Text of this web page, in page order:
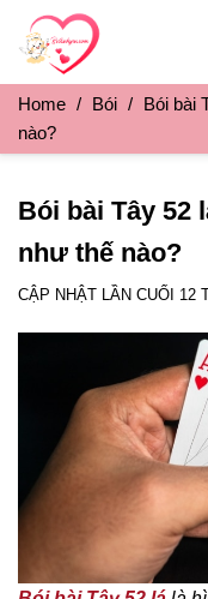
content
Home / Bói / Bói bài
nào?
Bói bài Tây 52
như thế nào?
CẬP NHẬT LẦN CUỐI 12